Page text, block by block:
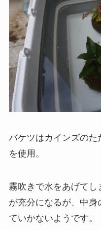
バケツはカインズのた
を使用。
霧吹きで水をあげて
が充分になるが、中
ていかないようです。